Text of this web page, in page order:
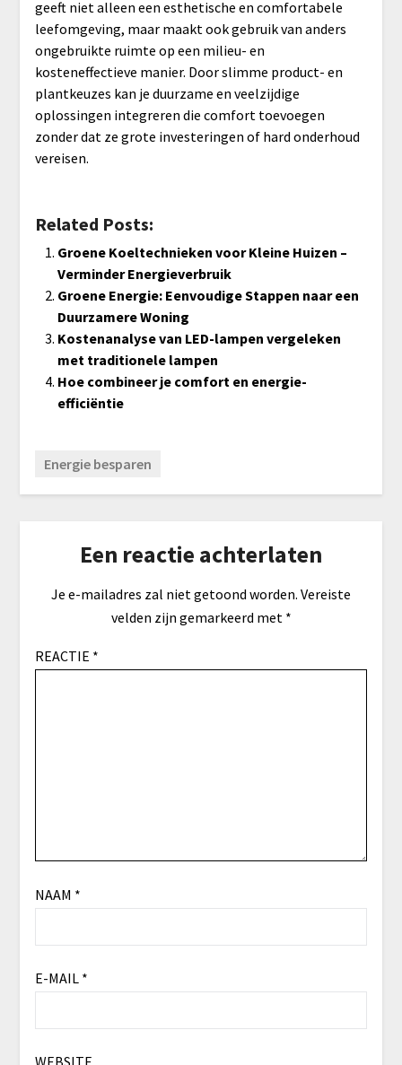
geeft niet alleen een esthetische en comfortabele
leefomgeving, maar maakt ook gebruik van anders
ongebruikte ruimte op een milieu- en
kosteneffectieve manier. Door slimme product- en
plantkeuzes kan je duurzame en veelzijdige
oplossingen integreren die comfort toevoegen
zonder dat ze grote investeringen of hard onderhoud
vereisen.
Related Posts:
Groene Koeltechnieken voor Kleine Huizen –
Verminder Energieverbruik
Groene Energie: Eenvoudige Stappen naar een
Duurzamere Woning
Kostenanalyse van LED-lampen vergeleken
met traditionele lampen
Hoe combineer je comfort en energie-
efficiëntie
Energie besparen
Een reactie achterlaten
Je e-mailadres zal niet getoond worden. Vereiste
velden zijn gemarkeerd met *
REACTIE *
NAAM *
E-MAIL *